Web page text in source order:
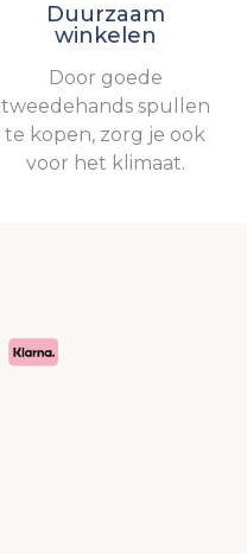
Duurzaam
winkelen
Door goede
tweedehands spullen
te kopen, zorg je ook
voor het klimaat.